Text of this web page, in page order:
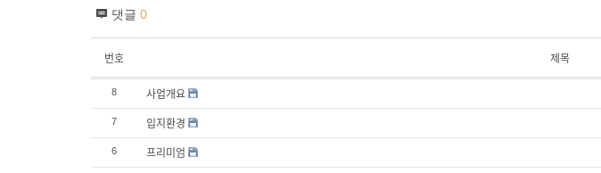
댓글 0
번호 제목
8 사업개요
7 입지환경
6 프리미엄